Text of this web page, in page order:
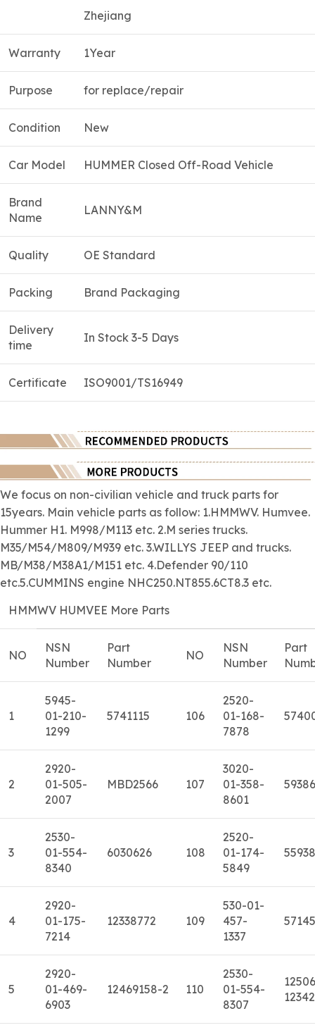
Zhejiang
Warranty 1Year
Purpose for replace/repair
Condition New
Car Model HUMMER Closed Off-Road Vehicle
Brand
Name
LANNY&M
Quality OE Standard
Packing Brand Packaging
Delivery
time
In Stock 3-5 Days
Certificate ISO9001/TS16949
We focus on non-civilian vehicle and truck parts for
15years. Main vehicle parts as follow: 1.HMMWV. Humvee.
Hummer H1. M998/M113 etc. 2.M series trucks.
M35/M54/M809/M939 etc. 3.WILLYS JEEP and trucks.
MB/M38/M38A1/M151 etc. 4.Defender 90/110
etc.5.CUMMINS engine NHC250.NT855.6CT8.3 etc.
HMMWV HUMVEE More Parts
NO
NSN
Number
Part
Number
NO
NSN
Number
Part
1
5945-
01-210-
1299
5741115 106
2520-
01-168-
7878
2
2920-
01-505-
2007
MBD2566 107
3020-
01-358-
8601
3
2530-
01-554-
8340
6030626 108
2520-
01-174-
5849
4
2920-
01-175-
7214
12338772 109
530-01-
457-
1337
5
2920-
01-469-
6903
12469158-2 110
2530-
01-554-
8307